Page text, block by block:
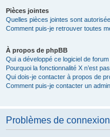
Pièces jointes
Quelles pièces jointes sont
Comment puis-je retrouver toutes
À propos de phpBB
Qui a développé ce logiciel de
Pourquoi la fonctionnalité X n’est
Qui dois-je contacter à propos de
Comment puis-je contacter un
Problèmes de